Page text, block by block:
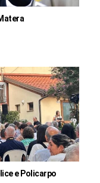
e Policarpo